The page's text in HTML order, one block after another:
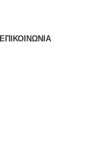
ΕΠΙΚΟΙΝΩΝΊΑ